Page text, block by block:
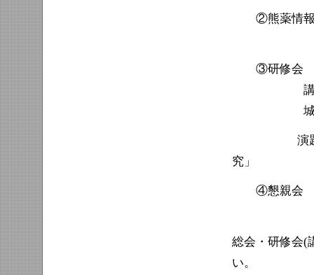
②熊薬情報：
③研修会 ：
講師：熊
城野博史
演題：「熊
究」
④懇親会 ：
総会・研修会(
い。